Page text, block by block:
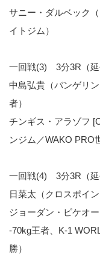
サニー・ダルベック
イトジム）
一回戦(3) 3分3R（延
中島弘貴（バンゲリ
者）
チンギス・アラゾフ
ンジム／WAKO PRO
一回戦(4) 3分3R（延
日菜太（クロスポイ
ジョーダン・ピケオ
-70kg王者、K-1
勝）